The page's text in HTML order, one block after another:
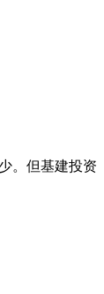
。但基建投资